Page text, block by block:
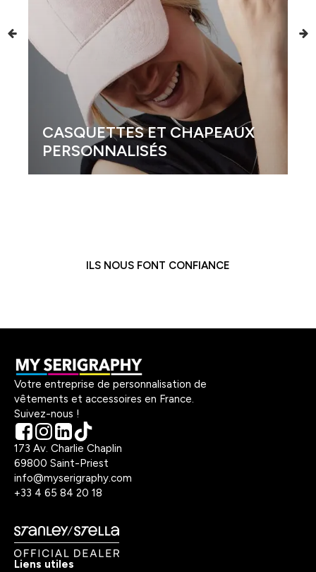
CASQUETTES ET CHAPEAUX
PERSONNALISÉS
ILS NOUS FONT CONFIANCE
Votre entreprise de personnalisation de
vêtements et accessoires en France.
Suivez-nous !
173 Av. Charlie Chaplin
69800 Saint-Priest
info@myserigraphy.com
+33 4 65 84 20 18
Liens utiles